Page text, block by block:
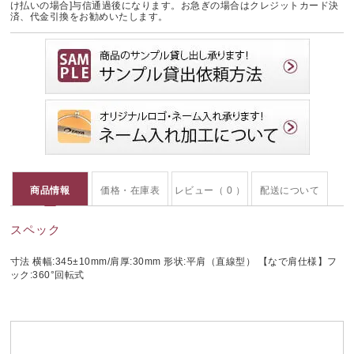
け払いの場合]与信通過後になります。お急ぎの場合はクレジットカード決
済、代金引換をお勧めいたします。
商品情報 価格・在庫表 レビュー（ 0 ） 配送について
スペック
寸法 横幅:345±10mm/肩厚:30mm 形状:平肩（直線型） 【なで肩仕様】フ
ック:360°回転式